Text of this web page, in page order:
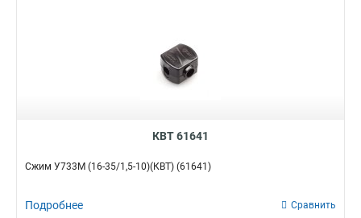
КВТ 61641
Сжим У733М (16-35/1,5-10)(КВТ) (61641)
Подробнее Сравнить